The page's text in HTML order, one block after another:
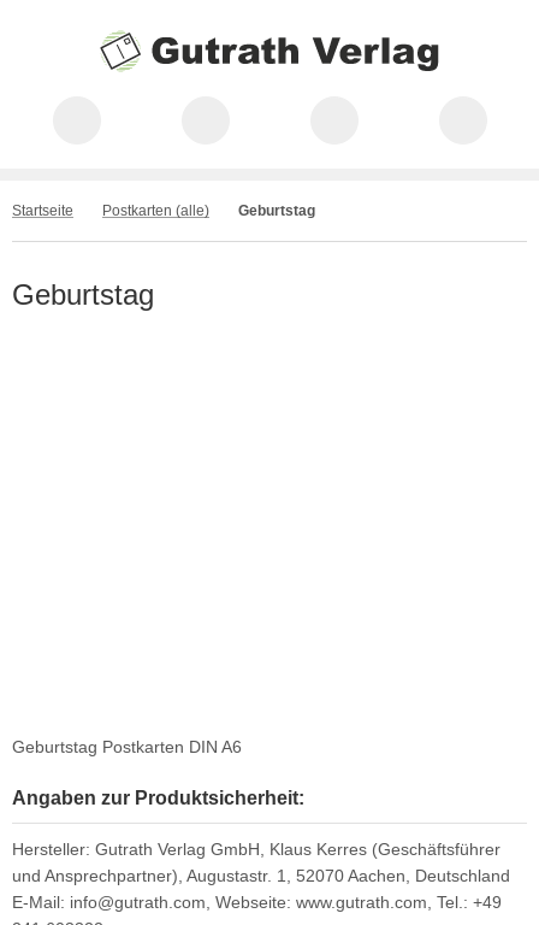
Startseite Postkarten (alle) Geburtstag
Geburtstag
Geburtstag Postkarten DIN A6
Angaben zur Produktsicherheit:
Hersteller: Gutrath Verlag GmbH, Klaus Kerres (Geschäftsführer
und Ansprechpartner), Augustastr. 1, 52070 Aachen, Deutschland
E-Mail: info@gutrath.com, Webseite: www.gutrath.com, Tel.: +49